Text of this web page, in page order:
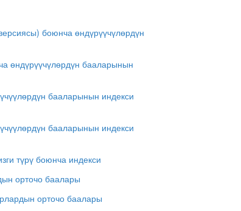
боюнча өндүрүүчүлөрдүн
өндүрүүчүлөрдүн бааларынын
бааларынын индекси
бааларынын индекси
түрү боюнча индекси
орточо баалары
орточо баалары